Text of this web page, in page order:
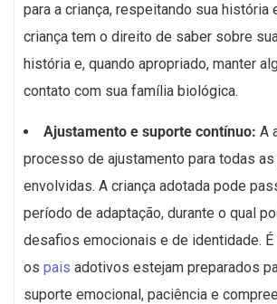
para a criança, respeitando sua história
criança tem o direito de saber sobre
história e, quando apropriado, manter
contato com sua família biológica.
Ajustamento e suporte contínuo: A
processo de ajustamento para todas
envolvidas. A criança adotada pode
período de adaptação, durante o qual
desafios emocionais e de identidade. É
os pais adotivos estejam preparados
suporte emocional, paciência e